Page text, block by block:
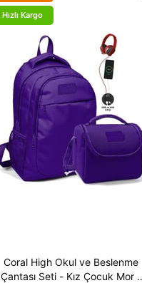
Coral High Okul ve Beslenme
Çantası Seti - Kız Çocuk Mor -
Hızlı Kargo